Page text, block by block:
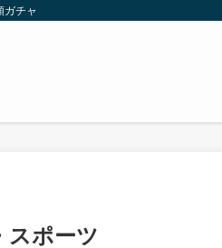
ガチャ
スポーツ